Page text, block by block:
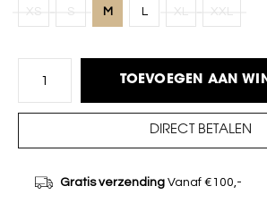
XS S M L XL XXL
TOEVOEGEN AAN
DIRECT BETALEN
Gratis verzendingVanaf €100,-